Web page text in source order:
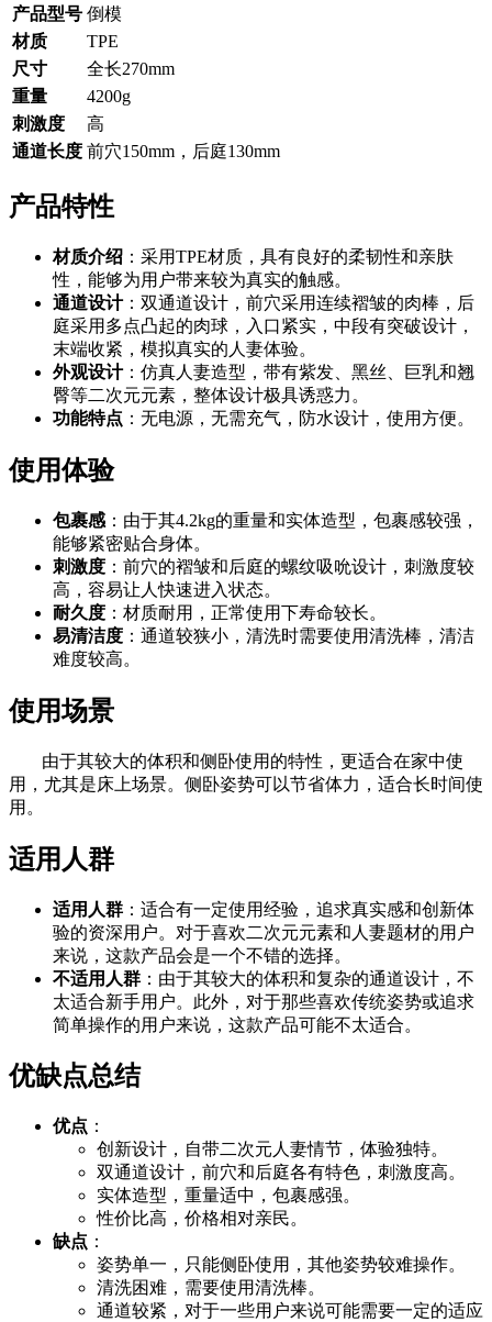
产品型号 倒模
材质
TPE
尺寸
全长270mm
重量
4200g
刺激度
高
通道长度 前穴150mm，后庭130mm
产品特性
材质介绍 ：采用TPE材质，具有良好的柔韧性和亲肤
性，能够为用户带来较为真实的触感。
通道设计：双通道设计，前穴采用连续褶皱的肉棒，后
庭采用多点凸起的肉球，入口紧实，中段有突破设计，
末端收紧，模拟真实的人妻体验。
外观设计：仿真人妻造型，带有紫发、黑丝、巨乳和翘
臀等二次元元素，整体设计极具诱惑力。
功能特点 ：无电源，无需充气，防水设计，使用方便。
使用体验
包裹感 ：由于其4.2kg的重量和实体造型，包裹感较强，
能够紧密贴合身体。
刺激度 ：前穴的褶皱和后庭的螺纹吸吮设计，刺激度较
高，容易让人快速进入状态。
耐久度 ：材质耐用，正常使用下寿命较长。
易清洁度 ：通道较狭小，清洗时需要使用清洗棒，清洁
难度较高。
使用场景
由于其较大的体积和侧卧使用的特性，更适合在家中使
用，尤其是床上场景。侧卧姿势可以节省体力，适合长时间使
用。
适用人群
适用人群 ：适合有一定使用经验，追求真实感和创新体
验的资深用户。对于喜欢二次元元素和人妻题材的用户
来说，这款产品会是一个不错的选择。
不适用人群 ：由于其较大的体积和复杂的通道设计，不
太适合新手用户。此外，对于那些喜欢传统姿势或追求
简单操作的用户来说，这款产品可能不太适合。
优缺点总结
优点 ：
创新设计，自带二次元人妻情节，体验独特。
双通道设计，前穴和后庭各有特色，刺激度高。
实体造型，重量适中，包裹感强。
性价比高，价格相对亲民。
缺点 ：
姿势单一，只能侧卧使用，其他姿势较难操作。
清洗困难，需要使用清洗棒。
通道较紧，对于一些用户来说可能需要一定的适应